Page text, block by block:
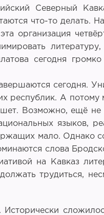
Северный
что-то делать.
организация
сегодня
сегодня.
республик. А
Возможно, ещё не
языков,
мало. Однако
слова
на Кавказ
трудиться,